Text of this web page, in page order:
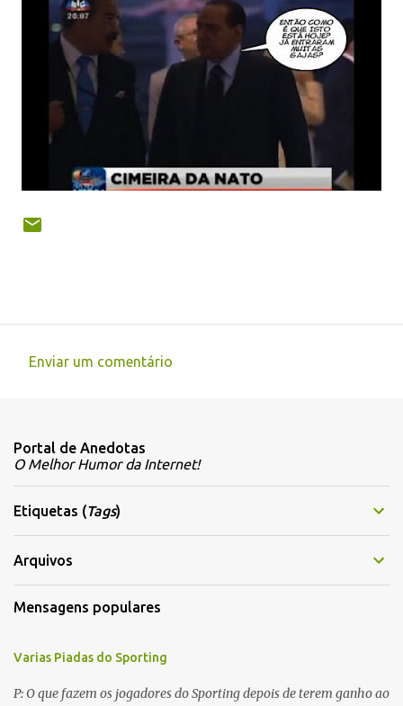
e
n
t
á
r
i
o
Enviar um comentário
Portal de Anedotas
O Melhor Humor da Internet!
Etiquetas (Tags)
Arquivos
Mensagens populares
Varias Piadas do Sporting
P: O que fazem os jogadores do Sporting depois de terem ganho ao